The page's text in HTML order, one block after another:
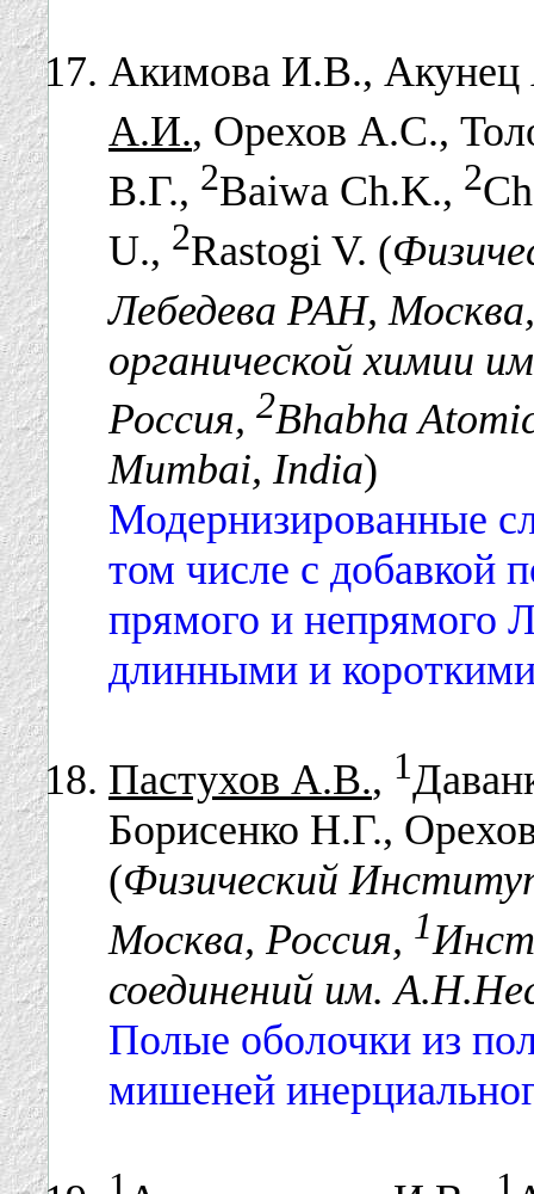
Акимова И.В.,
А.И., Орехов А.С.,
В.Г., 2Baiwa Ch.K., 2
U., 2Rastogi V. (
Лебедева РАН,
органической химии
Россия, 2Bhabha
Mumbai, India)
Модернизированные
том числе с добавкой
прямого и непрямого
длинными и
Пастухов А.В., 1
Борисенко Н.Г.,
(Физический
Москва, Россия, 1
соединений им.
Полые оболочки из
мишеней